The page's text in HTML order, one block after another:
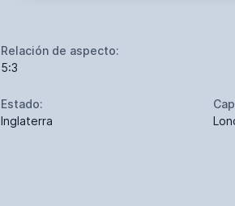
Relación de aspecto:
5:3
Estado:
Inglaterra